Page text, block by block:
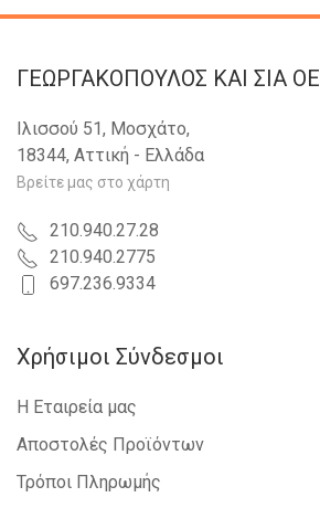
ΓΕΩΡΓΑΚΟΠΟΥΛΟΣ KAI ΣΙΑ OE
Ιλισσού 51, Μοσχάτο,
18344, Αττική - Ελλάδα
Βρείτε μας στο χάρτη
210.940.27.28
210.940.2775
697.236.9334
Χρήσιμοι Σύνδεσμοι
Η Εταιρεία μας
Αποστολές Προϊόντων
Τρόποι Πληρωμής